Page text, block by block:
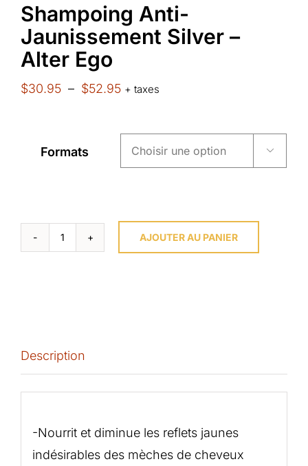
Shampoing Anti-
Jaunissement Silver –
Alter Ego
$30.95 – $52.95Plage
prix :
$30.95
+ taxes
Formats 
Silver
-
AJOUTER AU PANIER
Description
-Nourrit et diminue les reflets jaunes
indésirables des mèches de cheveux